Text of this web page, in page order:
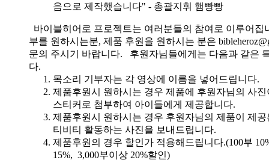
음으로 제작했습니다" - 총괄지휘 햄빵빵
바이블히어로 프로젝트는 여러분들의 참여로 이루어집
부를 원하시는분, 제품 후원을 원하시는 분은
문의 주시기 바랍니다. 후원자님들에게는 다음과 같은
다.
목소리 기부자는 각 영상에 이름을 넣어드립니다.
제품후원시 원하시는 경우 제품에 후원자님의 사
스티커로 첨부하여 아이들에게 제공합니다.
제품후원시 원하시는 경우 후원자님의 제품이 제
티비티 활동하는 사진을 보내드립니다.
제품후원의 경우 할인가 적용해드립니다.(100부
15%, 3,000부이상 20%할인)